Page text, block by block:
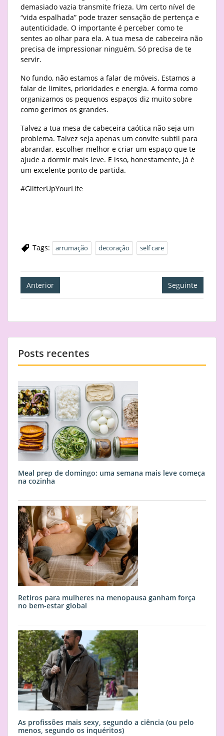
demasiado vazia transmite frieza. Um certo nível de
“vida espalhada” pode trazer sensação de pertença e
autenticidade. O importante é perceber como te
sentes ao olhar para ela. A tua mesa de cabeceira não
precisa de impressionar ninguém. Só precisa de te
servir.
No fundo, não estamos a falar de móveis. Estamos a
falar de limites, prioridades e energia. A forma como
organizamos os pequenos espaços diz muito sobre
como gerimos os grandes.
Talvez a tua mesa de cabeceira caótica não seja um
problema. Talvez seja apenas um convite subtil para
abrandar, escolher melhor e criar um espaço que te
ajude a dormir mais leve. E isso, honestamente, já é
um excelente ponto de partida.
#GlitterUpYourLife
Tags: arrumação decoração self care
Navegação
de
Anterior Seguinte
Posts recentes
Meal prep de domingo: uma semana mais leve começa
na cozinha
Retiros para mulheres na menopausa ganham força
no bem-estar global
As profissões mais sexy, segundo a ciência (ou pelo
menos, segundo os inquéritos)